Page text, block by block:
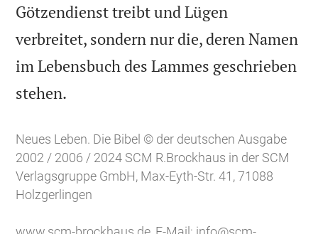
Götzendienst treibt und Lügen
verbreitet, sondern nur die, deren Namen
im Lebensbuch des Lammes geschrieben
stehen.
Neues Leben. Die Bibel © der deutschen Ausgabe
2002 / 2006 / 2024 SCM R.Brockhaus in der SCM
Verlagsgruppe GmbH, Max-Eyth-Str. 41, 71088
Holzgerlingen